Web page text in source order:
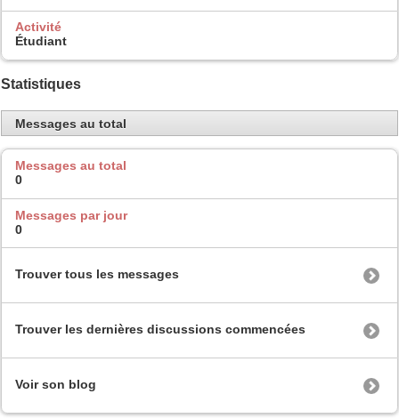
Activité
Étudiant
Statistiques
Messages au total
Messages au total
0
Messages par jour
0
Trouver tous les messages
Trouver les dernières discussions commencées
Voir son blog